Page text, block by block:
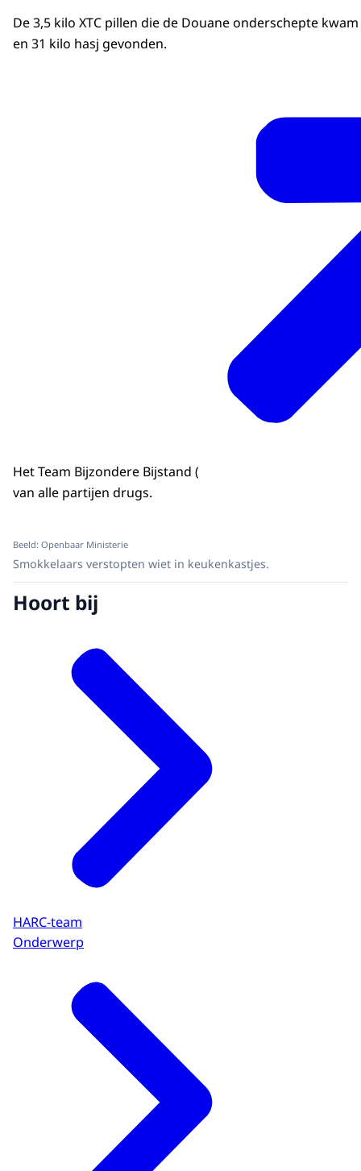
De 3,5 kilo XTC pillen die de Douane onderschepte
en 31 kilo hasj gevonden.
Het Team Bijzondere Bijstand (
van alle partijen drugs.
Beeld: Openbaar Ministerie
Smokkelaars verstopten wiet in keukenkastjes.
Hoort bij
HARC-team
Onderwerp